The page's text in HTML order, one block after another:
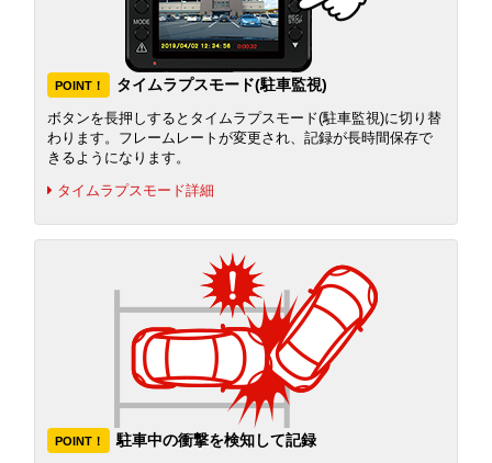
POINT！ タイムラプスモード(駐車監視)
ボタンを長押しするとタイムラプスモード(駐車監視)に切り替
わります。フレームレートが変更され、記録が長時間保存で
きるようになります。
タイムラプスモード詳細
POINT！ 駐車中の衝撃を検知して記録